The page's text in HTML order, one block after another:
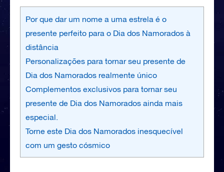
Por que dar um nome a uma estrela é o
presente perfeito para o Dia dos Namorados à
distância
Personalizações para tornar seu presente de
Dia dos Namorados realmente único
Complementos exclusivos para tornar seu
presente de Dia dos Namorados ainda mais
especial.
Torne este Dia dos Namorados inesquecível
com um gesto cósmico